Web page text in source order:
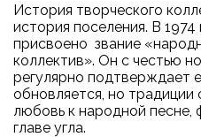
История творческого
история поселения. В
присвоено звание
коллектив». Он с честью
регулярно подтверждает
обновляется, но
любовь к народной песне,
главе угла.